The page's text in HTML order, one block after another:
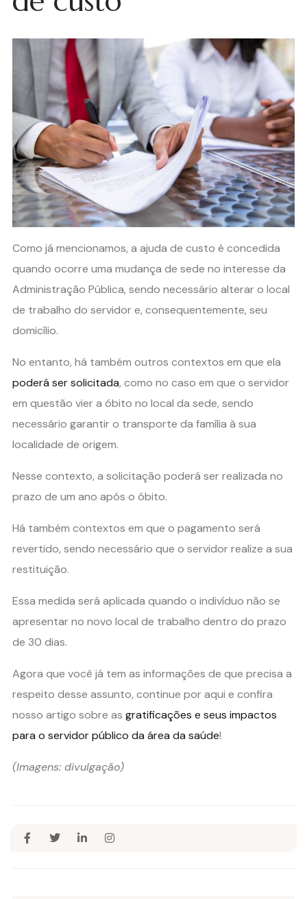
Como já mencionamos, a ajuda de custo é concedida
quando ocorre uma mudança de sede no interesse da
Administração Pública, sendo necessário alterar o local
de trabalho do servidor e, consequentemente, seu
domicílio.
No entanto, há também outros contextos em que ela
poderá ser solicitada, como no caso em que o servidor
em questão vier a óbito no local da sede, sendo
necessário garantir o transporte da família à sua
localidade de origem.
Nesse contexto, a solicitação poderá ser realizada no
prazo de um ano após o óbito.
Há também contextos em que o pagamento será
revertido, sendo necessário que o servidor realize a sua
restituição.
Essa medida será aplicada quando o indivíduo não se
apresentar no novo local de trabalho dentro do prazo
de 30 dias.
Agora que você já tem as informações de que precisa a
respeito desse assunto, continue por aqui e confira
nosso artigo sobre as gratificações e seus impactos
para o servidor público da área da saúde!
(Imagens: divulgação)